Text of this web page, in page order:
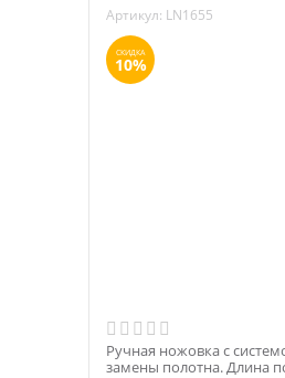
Артикул: LN1655
СКИДКА
10%
Ручная ножовка с
замены полотна. Длина